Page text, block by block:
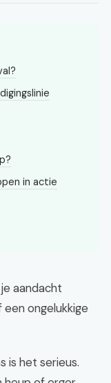
in actie
aandacht
ongelukkige
is het serieus.